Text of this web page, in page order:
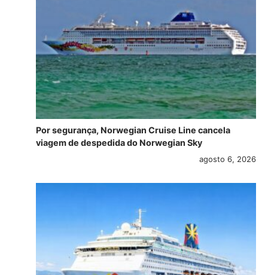
Por segurança, Norwegian Cruise Line cancela
viagem de despedida do Norwegian Sky
agosto 6, 2026